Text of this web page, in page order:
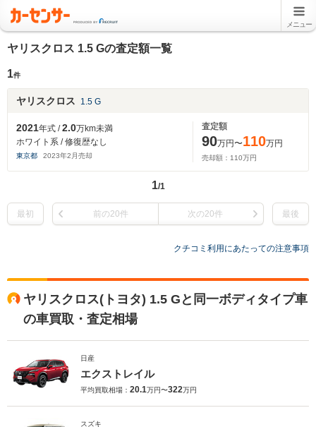
メニュー
ヤリスクロス 1.5 Gの査定額一覧
1件
ヤリスクロス 1.5 G
2021年式 /2.0万km未満
ホワイト系 / 修復歴なし
東京都 2023年2 月売却
査定額
90万円〜110万円
売却額： 110万円
1/1
最初 前の20件 次の20件 最後
クチコミ利用にあたっての注意事項
ヤリスクロス(トヨタ) 1.5 Gと同一ボディタイプ車
の車買取・査定相場
日産
エクストレイル
平均買取相場： 20.1万円〜322万円
スズキ